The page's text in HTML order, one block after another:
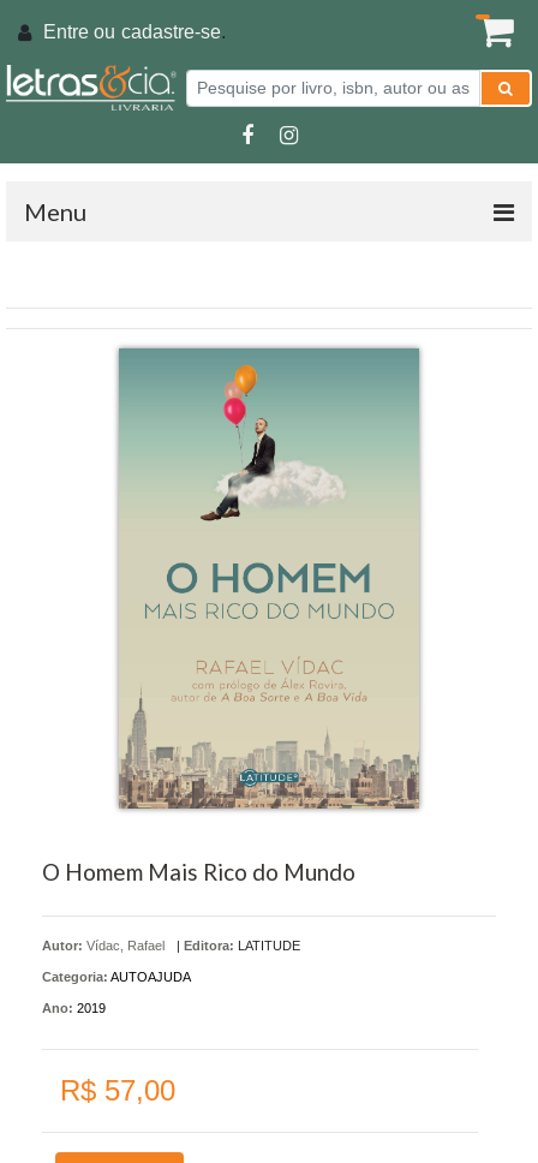
Entre ou cadastre-se.
Menu
O Homem Mais Rico do Mundo
Autor: Vídac, Rafael | Editora: LATITUDE
Categoria: AUTOAJUDA
Ano: 2019
R$ 57,00